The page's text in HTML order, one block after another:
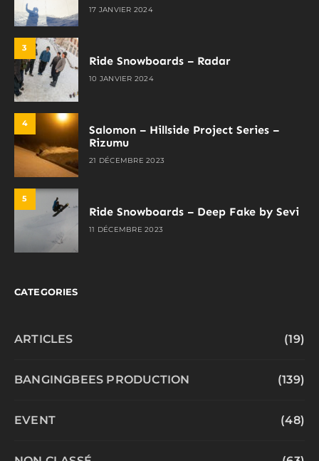
17 JANVIER 2024
3
Ride Snowboards – Radar
10 JANVIER 2024
4
Salomon – Hillside Project Series –
Rizumu
21 DÉCEMBRE 2023
5
Ride Snowboards – Deep Fake by Sevi
11 DÉCEMBRE 2023
CATEGORIES
ARTICLES (19)
BANGINGBEES PRODUCTION (139)
EVENT (48)